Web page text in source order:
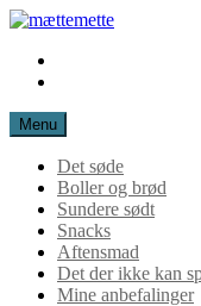
Spring
indhold
mættemette
Menu
Det søde
Boller og brød
Sundere sødt
Snacks
Aftensmad
Det der ikke kan
Mine anbefalinger